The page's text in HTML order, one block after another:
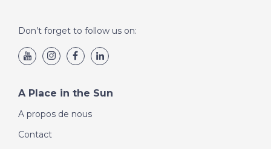
Don’t forget to follow us on:
A Place in the Sun
A propos de nous
Contact